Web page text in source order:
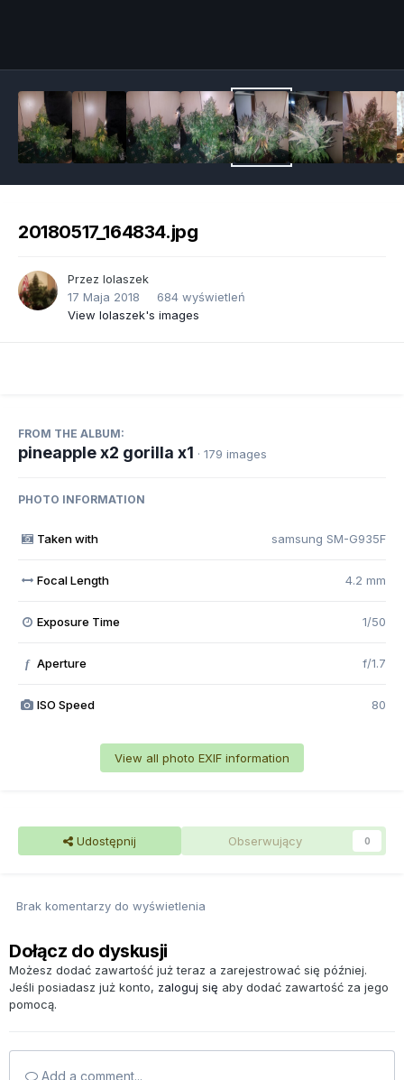
20180517_164834.jpg
Przez lolaszek
17 Maja 2018
684 wyświetleń
View lolaszek's images
FROM THE ALBUM:
pineapple x2 gorilla x1 · 179 images
PHOTO INFORMATION
Taken with samsung SM-G935F
Focal Length 4.2 mm
Exposure Time 1/50
f Aperture f/1.7
ISO Speed 80
View all photo EXIF information
Udostępnij Obserwujący 0
Brak komentarzy do wyświetlenia
Dołącz do dyskusji
Możesz dodać zawartość już teraz a zarejestrować się później.
Jeśli posiadasz już konto, zaloguj się aby dodać zawartość za jego
pomocą.
Add a comment...